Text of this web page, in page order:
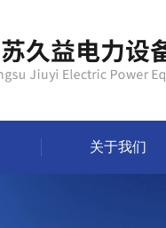
关于我们